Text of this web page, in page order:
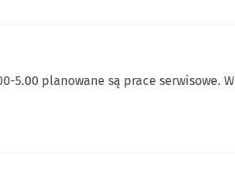
5.00 planowane są prace serwisowe. W